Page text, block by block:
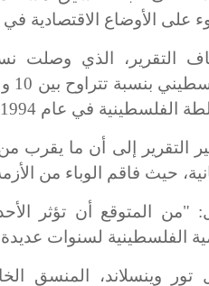
على الأوضاع الاقتصادية
الفلسطينية في عام 1994".
التقرير إلى أن ما يقرب
حيث فاقم الوباء من
الفلسطينية لسنوات
تور وينسلاند، المنسق